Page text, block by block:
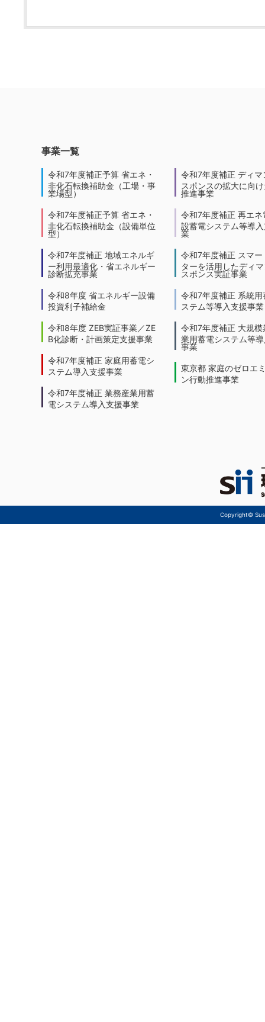
事業一覧
令和7年度補正予算 省エネ・
非化石転換補助金（工場・事
業場型）
令和7年度補正予算 省エネ・
非化石転換補助金（設備単位
型）
令和7年度補正 地域エネルギ
ー利用最適化・省エネルギー
診断拡充事業
令和8年度 省エネルギー設備
投資利子補給金
令和8年度 ZEB実証事業／ZE
B化診断・計画策定支援事業
令和7年度補正 家庭用蓄電シ
ステム導入支援事業
令和7年度補正 業務産業用蓄
電システム導入支援事業
令和7年度補正 ディマ
スポンスの拡大に向
推進事業
令和7年度補正 再エネ
設蓄電システム等導
業
令和7年度補正 スマー
ターを活用したディ
スポンス実証事業
令和7年度補正 系統用
ステム等導入支援事業
令和7年度補正 大規模
業用蓄電システム等
事業
東京都 家庭のゼロエ
ン行動推進事業
Copyright©